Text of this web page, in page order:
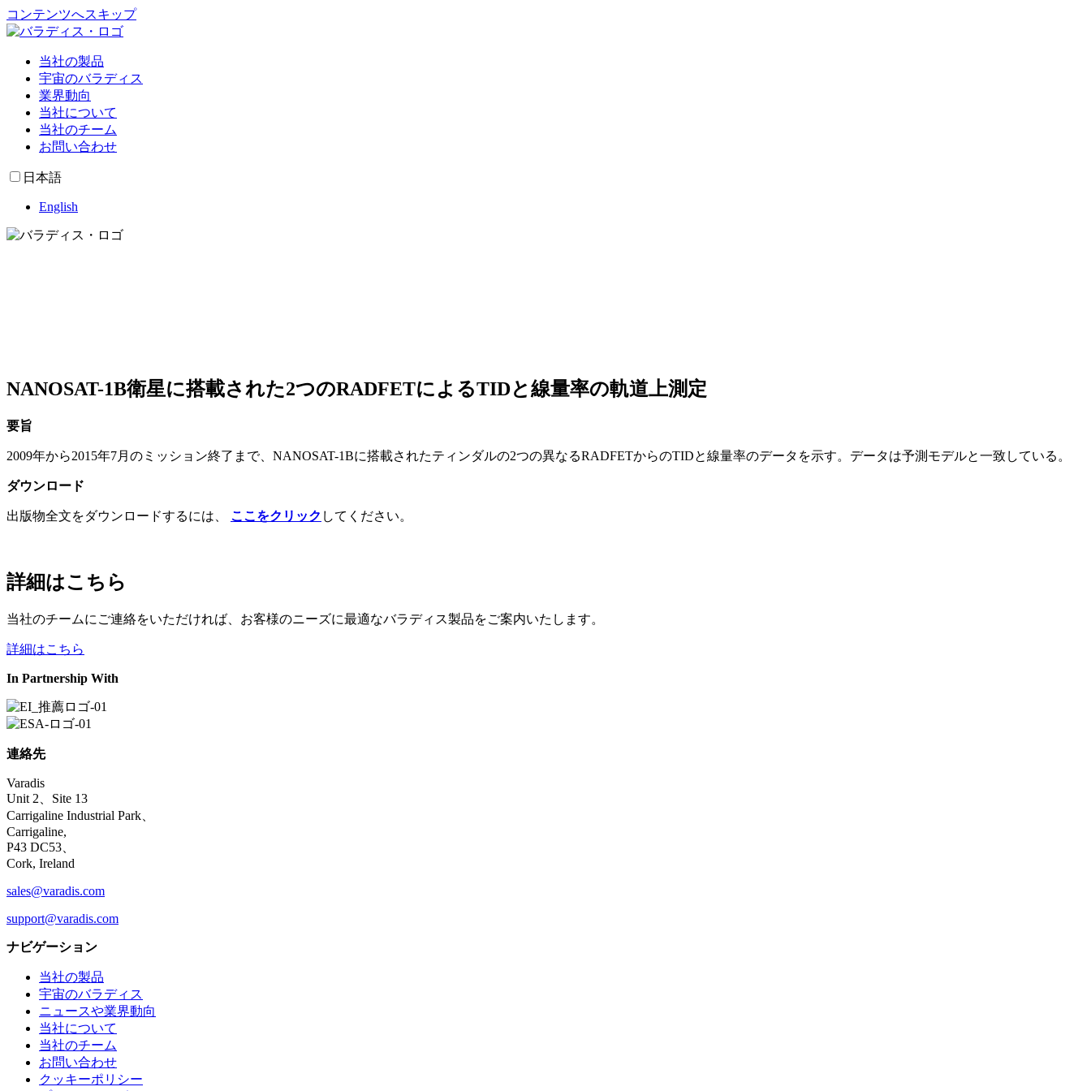
コンテンツへスキップ
当社の製品
宇宙のバラディス
業界動向
当社について
当社のチーム
お問い合わせ
日本語
English
NANOSAT-1B衛星に搭載された2つのRADFETによるTIDと線量率の軌道上測定
要旨
2009年から2015年7月のミッション終了まで、NANOSAT-1Bに搭載されたティンダルの2つの異なるRADFETからのTIDと線量率のデータを示す。データは予測モデルと一致している。
ダウンロード
出版物全文をダウンロードするには、 ここをクリック してください。
詳細はこちら
当社のチームにご連絡をいただければ、お客様のニーズに最適なバラディス製品をご案内いたします。
詳細はこちら
In Partnership With
連絡先
Varadis
Unit 2、Site 13
Carrigaline Industrial Park、
Carrigaline,
P43 DC53、
Cork, Ireland
sales@varadis.com
support@varadis.com
ナビゲーション
当社の製品
宇宙のバラディス
ニュースや業界動向
当社について
当社のチーム
お問い合わせ
クッキーポリシー